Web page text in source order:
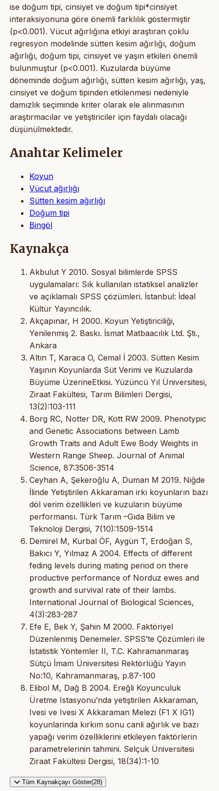
ise doğum tipi, cinsiyet ve doğum tipi*cinsiyet
interaksiyonuna göre önemli farklılık göstermiştir
(p<0.001). Vücut ağırlığına etkiyi araştıran çoklu
regresyon modelinde sütten kesim ağırlığı, doğum
ağırlığı, doğum tipi, cinsiyet ve yaşın etkileri önemli
bulunmuştur (p<0.001). Kuzularda büyüme
döneminde doğum ağırlığı, sütten kesim ağırlığı, yaş,
cinsiyet ve doğum tipinden etkilenmesi nedeniyle
damızlık seçiminde kriter olarak ele alınmasının
araştırmacılar ve yetiştiriciler için faydalı olacağı
düşünülmektedir.
Anahtar Kelimeler
Koyun
Vücut ağırlığı
Sütten kesim ağırlığı
Doğum tipi
Bingöl
Kaynakça
Akbulut Y 2010. Sosyal bilimlerde SPSS
uygulamaları: Sık kullanılan istatiksel analizler
ve açıklamalı SPSS çözümleri. İstanbul: İdeal
Kültür Yayıncılık.
Akçapınar, H 2000. Koyun Yetiştiriciliği,
Yenilenmiş 2. Baskı. İsmat Matbaacılık Ltd. Şti.,
Ankara
Altın T, Karaca O, Cemal İ 2003. Sütten Kesim
Yaşının Koyunlarda Süt Verimi ve Kuzularda
Büyüme ÜzerineEtkisi. Yüzüncü Yıl Üniversitesi,
Ziraat Fakültesi, Tarım Bilimleri Dergisi,
13(2):103-111
Borg RC, Notter DR, Kott RW 2009. Phenotypic
and Genetic Associations between Lamb
Growth Traits and Adult Ewe Body Weights in
Western Range Sheep. Journal of Animal
Science, 87:3506-3514
Ceyhan A, Şekeroğlu A, Duman M 2019. Niğde
İlinde Yetiştirilen Akkaraman irkı koyunların bazı
döl verim özellikleri ve kuzuların büyüme
performansı. Türk Tarım –Gıda Bilim ve
Teknoloji Dergisi, 7(10):1509-1514
Demirel M, Kurbal ÖF, Aygün T, Erdoğan S,
Bakıcı Y, Yılmaz A 2004. Effects of different
feding levels during mating period on there
productive performance of Norduz ewes and
growth and survival rate of their lambs.
International Journal of Biological Sciences,
4(3):283-287
Efe E, Bek Y, Şahin M 2000. Faktöriyel
Düzenlenmiş Denemeler. SPSS’te Çözümleri ile
İstatistik Yöntemler II, T.C. Kahramanmaraş
Sütçü İmam Üniversitesi Rektörlüğü Yayın
No:10, Kahramanmaraş, p.87-100
Elibol M, Dağ B 2004. Ereğli Koyunculuk
Üretme Istasyonu’nda yetiştirilen Akkaraman,
Ivesi ve Ivesi X Akkaraman Melezi (F1 X IG1)
koyunlarinda kırkım sonu canli ağırlık ve bazı
yapağı verim özelliklerini etkileyen faktörlerin
parametrelerinin tahmini. Selçuk Üniversitesi
Ziraat Fakültesi Dergisi, 18(34):1-10
Tüm Kaynakçayı Göster(28)